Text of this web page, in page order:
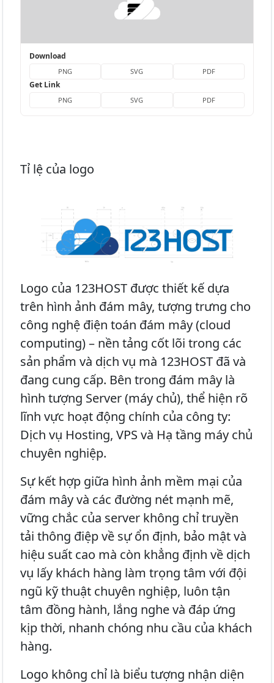
Download
PNG SVG PDF
Get Link
PNG SVG PDF
Tỉ lệ của logo
Logo của 123HOST được thiết kế dựa
trên hình ảnh đám mây, tượng trưng cho
công nghệ điện toán đám mây (cloud
computing) – nền tảng cốt lõi trong các
sản phẩm và dịch vụ mà 123HOST đã và
đang cung cấp. Bên trong đám mây là
hình tượng Server (máy chủ), thể hiện rõ
lĩnh vực hoạt động chính của công ty:
Dịch vụ Hosting, VPS và Hạ tầng máy chủ
chuyên nghiệp.
Sự kết hợp giữa hình ảnh mềm mại của
đám mây và các đường nét mạnh mẽ,
vững chắc của server không chỉ truyền
tải thông điệp về sự ổn định, bảo mật và
hiệu suất cao mà còn khẳng định về dịch
vụ lấy khách hàng làm trọng tâm với đội
ngũ kỹ thuật chuyên nghiệp, luôn tận
tâm đồng hành, lắng nghe và đáp ứng
kịp thời, nhanh chóng nhu cầu của khách
hàng.
Logo không chỉ là biểu tượng nhận diện